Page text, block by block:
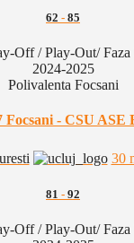
62 - 85
Off / Play-Out/ Faza
2024-2025
Polivalenta Focsani
Focsani - CSU ASE
30
81 - 92
Off / Play-Out/ Faza